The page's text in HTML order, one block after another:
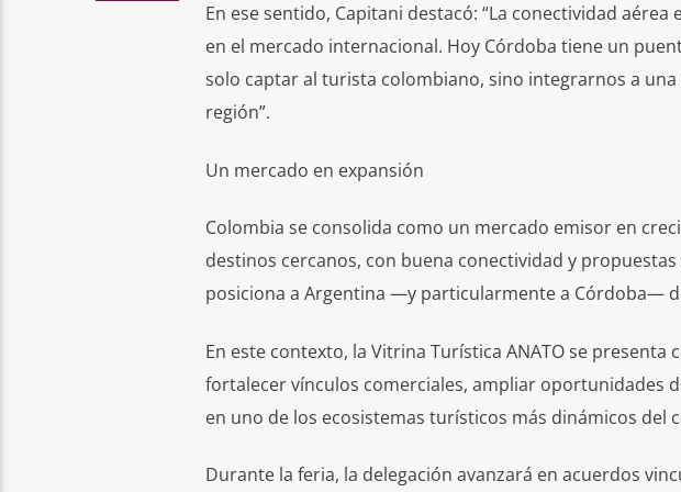
En ese sentido, Capitani destacó: “La conectividad
en el mercado internacional. Hoy Córdoba tiene un
solo captar al turista colombiano, sino integrarnos a
región”.
Un mercado en expansión
Colombia se consolida como un mercado emisor en
destinos cercanos, con buena conectividad y
posiciona a Argentina —y particularmente a Córdoba—
En este contexto, la Vitrina Turística ANATO se
fortalecer vínculos comerciales, ampliar oportunidades
en uno de los ecosistemas turísticos más dinámicos del
Durante la feria, la delegación avanzará en acuerdos